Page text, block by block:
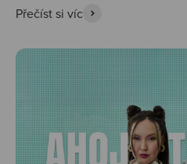
Přečíst si víc